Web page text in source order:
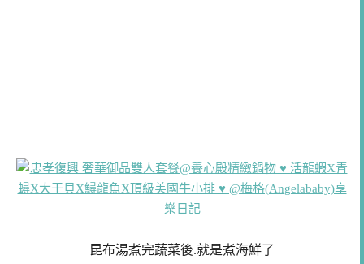
昆布湯煮完蔬菜後.就是煮海鮮了